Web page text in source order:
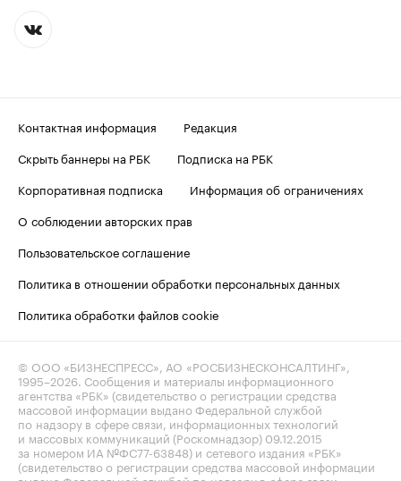
Контактная информация
Редакция
Скрыть баннеры на РБК
Подписка на РБК
Корпоративная подписка
Информация об ограничениях
О соблюдении авторских прав
Пользовательское соглашение
Политика в отношении обработки персональных данных
Политика обработки файлов cookie
© ООО «БИЗНЕСПРЕСС», АО «РОСБИЗНЕСКОНСАЛТИНГ»,
1995–2026. Сообщения и материалы информационного
агентства «РБК» (свидетельство о регистрации средства
массовой информации выдано Федеральной службой
по надзору в сфере связи, информационных технологий
и массовых коммуникаций (Роскомнадзор) 09.12.2015
за номером ИА №ФС77-63848) и сетевого издания «РБК»
(свидетельство о регистрации средства массовой информации